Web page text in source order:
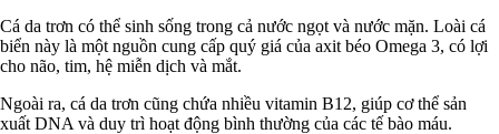
Cá da trơn có thể sinh sống trong cả nước ngọt và nước mặn. Loài cá
biển này là một nguồn cung cấp quý giá của axit béo Omega 3, có lợi
cho não, tim, hệ miễn dịch và mắt.
Ngoài ra, cá da trơn cũng chứa nhiều vitamin B12, giúp cơ thể sản
xuất DNA và duy trì hoạt động bình thường của các tế bào máu.